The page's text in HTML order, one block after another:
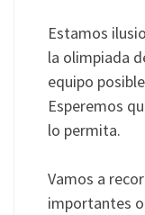
Estamos
la olimpiada
equipo
Esperemos
lo permita.
Vamos a
importantes